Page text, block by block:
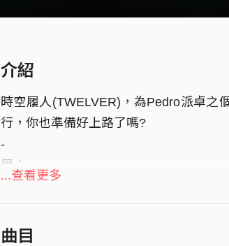
介紹
時空履人(TWELVER)，為Pedro派卓
行，你也準備好上路了嗎?
-
履：
1. 行、踩踏之意，象徵時空凌駕、戲弄於
2. 花時間聽這張專輯時，你同時是個時
3. 時空雖履人，但也成人。
...查看更多
曲目